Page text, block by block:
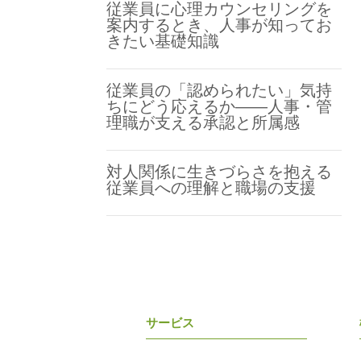
従業員に心理カウンセリングを
案内するとき、人事が知ってお
きたい基礎知識
従業員の「認められたい」気持
ちにどう応えるか――人事・管
理職が支える承認と所属感
対人関係に生きづらさを抱える
従業員への理解と職場の支援
サービス